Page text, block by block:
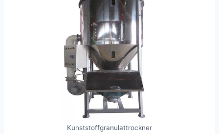
Kunststoffgranulattrockner